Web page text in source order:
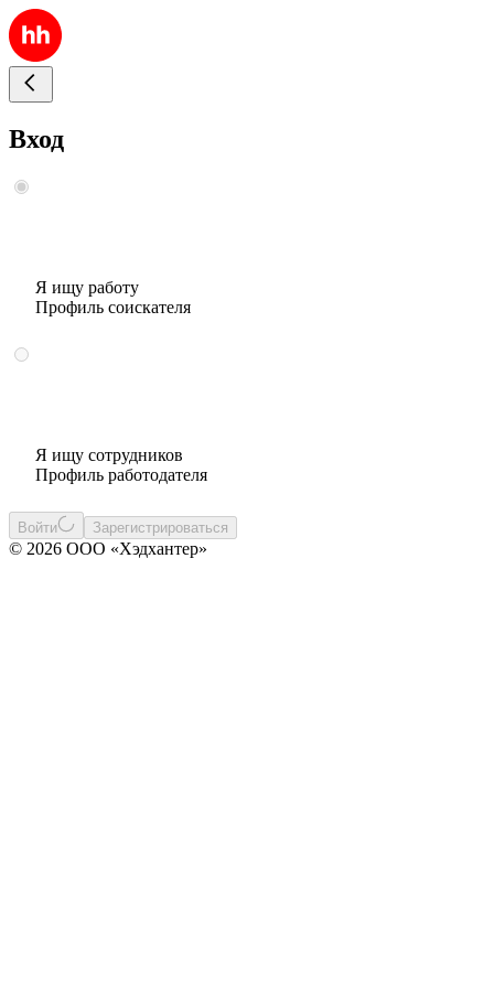
Вход
Я ищу работу
Профиль соискателя
Я ищу сотрудников
Профиль работодателя
Войти Зарегистрироваться
© 2026 ООО «Хэдхантер»